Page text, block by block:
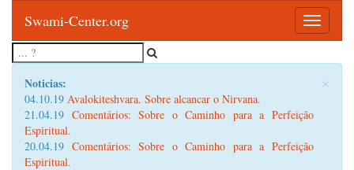
Toggle
Swami-Center.org
×
Noticias:
04.10.19 Avalokiteshvara. Sobre alcancar o Nirvana.
21.04.19 Comentários: Sobre o Caminho para a Perfeição
Espiritual.
20.04.19 Comentários: Sobre o Caminho para a Perfeição
Espiritual.